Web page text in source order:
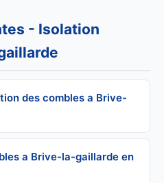
- Isolation
des combles a Brive-
a Brive-la-gaillarde en